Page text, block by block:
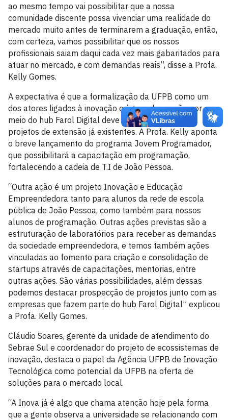
ao mesmo tempo vai possibilitar que a nossa
comunidade discente possa vivenciar uma realidade do
mercado muito antes de terminarem a graduação, então,
com certeza, vamos possibilitar que os nossos
profissionais saiam daqui cada vez mais gabaritados para
atuar no mercado, e com demandas reais”, disse a Profa.
Kelly Gomes.
A expectativa é que a formalização da UFPB como um
dos atores ligados à inovação e à transformação por
meio do hub Farol Digital deve fortalecer ações e
projetos de extensão já existentes. A Profa. Kelly aponta
o breve lançamento do programa Jovem Programador,
que possibilitará a capacitação em programação,
fortalecendo a cadeia de T.I de João Pessoa.
“Outra ação é um projeto Inovação e Educação
Empreendedora tanto para alunos da rede de escola
pública de João Pessoa, como também para nossos
alunos de programação. Outras ações previstas são a
estruturação de laboratórios para receber as demandas
da sociedade empreendedora, e temos também ações
vinculadas ao fomento para criação e consolidação de
startups através de capacitações, mentorias, entre
outras ações. São várias possibilidades, além dessas
podemos destacar prospecção de projetos junto com as
empresas que fazem parte do hub Farol Digital” explicou
a Profa. Kelly Gomes.
Cláudio Soares, gerente da unidade de atendimento do
Sebrae Sul e coordenador do projeto de ecossistemas de
inovação, destaca o papel da Agência UFPB de Inovação
Tecnológica como potencial da UFPB na oferta de
soluções para o mercado local.
“A Inova já é algo que chama atenção hoje pela forma
que a gente observa a universidade se relacionando com